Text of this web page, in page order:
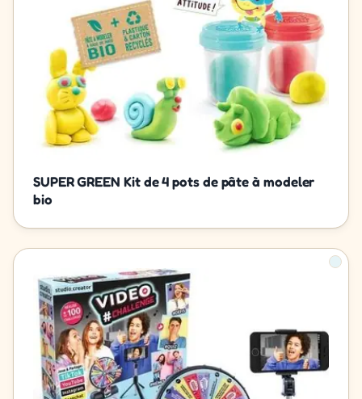
SUPER GREEN Kit de 4 pots de pâte à modeler
bio